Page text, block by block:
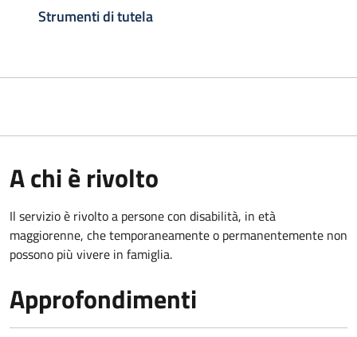
Strumenti di tutela
A chi è rivolto
Il servizio è rivolto a persone con disabilità, in età
maggiorenne, che temporaneamente o permanentemente non
possono più vivere in famiglia.
Approfondimenti